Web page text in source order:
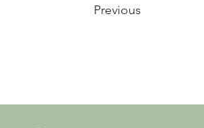
Previous